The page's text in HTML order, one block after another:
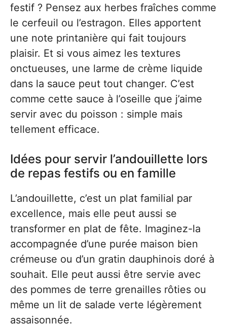
festif ? Pensez aux herbes fraîches comme
le cerfeuil ou l’estragon. Elles apportent
une note printanière qui fait toujours
plaisir. Et si vous aimez les textures
onctueuses, une larme de crème liquide
dans la sauce peut tout changer. C’est
comme cette sauce à l’oseille que j’aime
servir avec du poisson : simple mais
tellement efficace.
Idées pour servir l’andouillette lors
de repas festifs ou en famille
L’andouillette, c’est un plat familial par
excellence, mais elle peut aussi se
transformer en plat de fête. Imaginez-la
accompagnée d’une purée maison bien
crémeuse ou d’un gratin dauphinois doré à
souhait. Elle peut aussi être servie avec
des pommes de terre grenailles rôties ou
même un lit de salade verte légèrement
assaisonnée.